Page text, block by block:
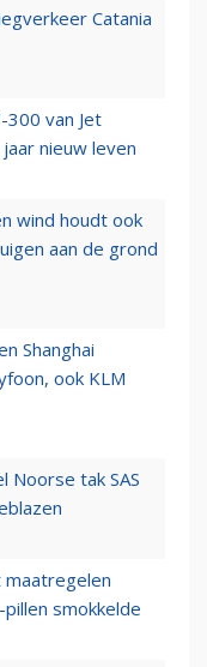
Catania
300 van Jet
nieuw leven
wind houdt ook
aan de grond
Shanghai
ook KLM
Noorse tak SAS
maatregelen
smokkelde